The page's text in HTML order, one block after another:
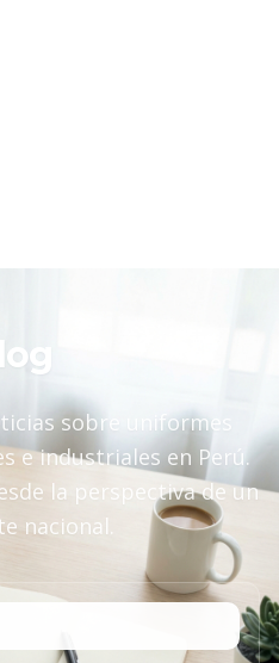
sobre uniformes
e industriales en Perú.
la perspectiva de un
nacional.